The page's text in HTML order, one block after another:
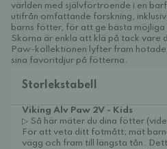
världen med självförtroende i en
utifrån omfattande forskning,
barns fötter, för att ge bästa
Skorna är enkla att klä på tack vare
Paw-kollektionen lyfter fram hotade
sina favoritdjur på fötterna.
Storlekstabell
Viking Alv Paw 2V - Kids
▷ Så här mäter du dina fötter
För att veta ditt fotmått; mät
vägg och fram till längsta tån.